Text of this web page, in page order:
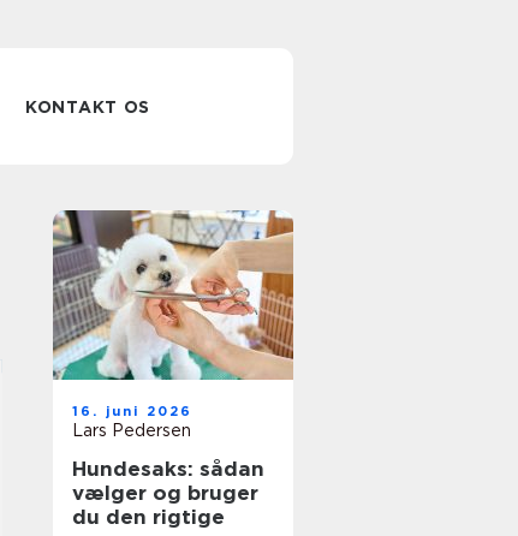
KONTAKT OS
16. juni 2026
Lars Pedersen
Hundesaks: sådan
vælger og bruger
du den rigtige